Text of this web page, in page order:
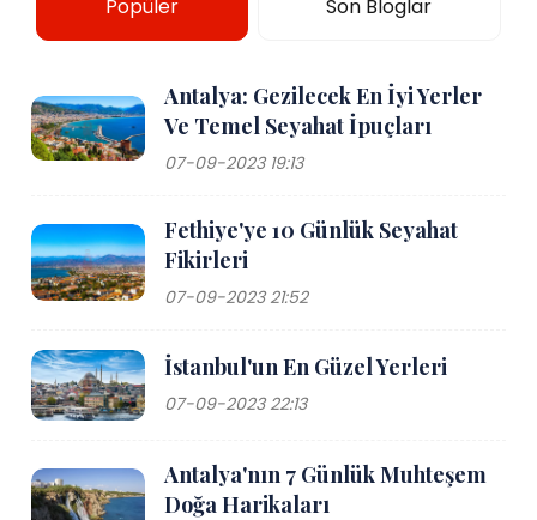
Popüler Son Bloglar
Antalya: Gezilecek En İyi Yerler
Ve Temel Seyahat İpuçları
07-09-2023 19:13
Fethiye'ye 10 Günlük Seyahat
Fikirleri
07-09-2023 21:52
İstanbul'un En Güzel Yerleri
07-09-2023 22:13
Antalya'nın 7 Günlük Muhteşem
Doğa Harikaları